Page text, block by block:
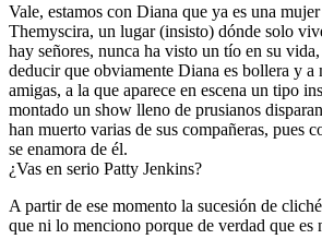
Vale, estamos con Diana que ya es una
Themyscira, un lugar (insisto) dónde solo
hay señores, nunca ha visto un tío en su
deducir que obviamente Diana es bollera y a
amigas, a la que aparece en escena un tipo
montado un show lleno de prusianos
han muerto varias de sus compañeras, pues
se enamora de él.
¿Vas en serio Patty Jenkins?
A partir de ese momento la sucesión de
que ni lo menciono porque de verdad que es